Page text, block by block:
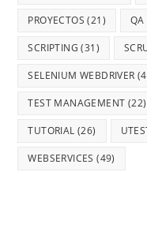
PROYECTOS (21) QA
SCRIPTING (31)
SELENIUM WEBDRIVER
TEST MANAGEMENT (22)
TUTORIAL (26)
WEBSERVICES (49)